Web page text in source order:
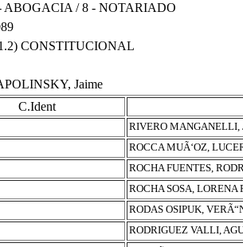
ABOGACIA / 8 - NOTARIADO
CONSTITUCIONAL
Jaime
C.Ident
RIVERO MANGANELLI,
ROCCA MUÃ‘OZ,
ROCHA FUENTES,
ROCHA SOSA, LORENA
RODAS OSIPUK,
RODRIGUEZ VALLI,